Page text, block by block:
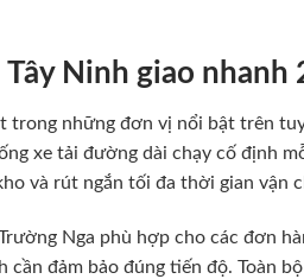
Ninh giao nhanh
trong những đơn vị nổi bật trên
xe tải đường dài chạy cố định
và rút ngắn tối đa thời gian vận
Nga phù hợp cho các đơn
cần đảm bảo đúng tiến độ. Toàn